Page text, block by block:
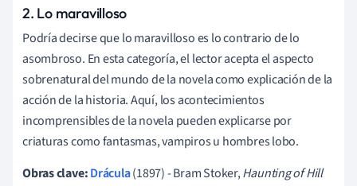
2. Lo maravilloso
Podría decirse que lo maravilloso es lo contrario de lo
asombroso. En esta categoría, el lector acepta el aspecto
sobrenatural del mundo de la novela como explicación de la
acción de la historia. Aquí, los acontecimientos
incomprensibles de la novela pueden explicarse por
criaturas como fantasmas, vampiros u hombres lobo.
Obras clave:Drácula(1897) - Bram Stoker,Haunting of Hill